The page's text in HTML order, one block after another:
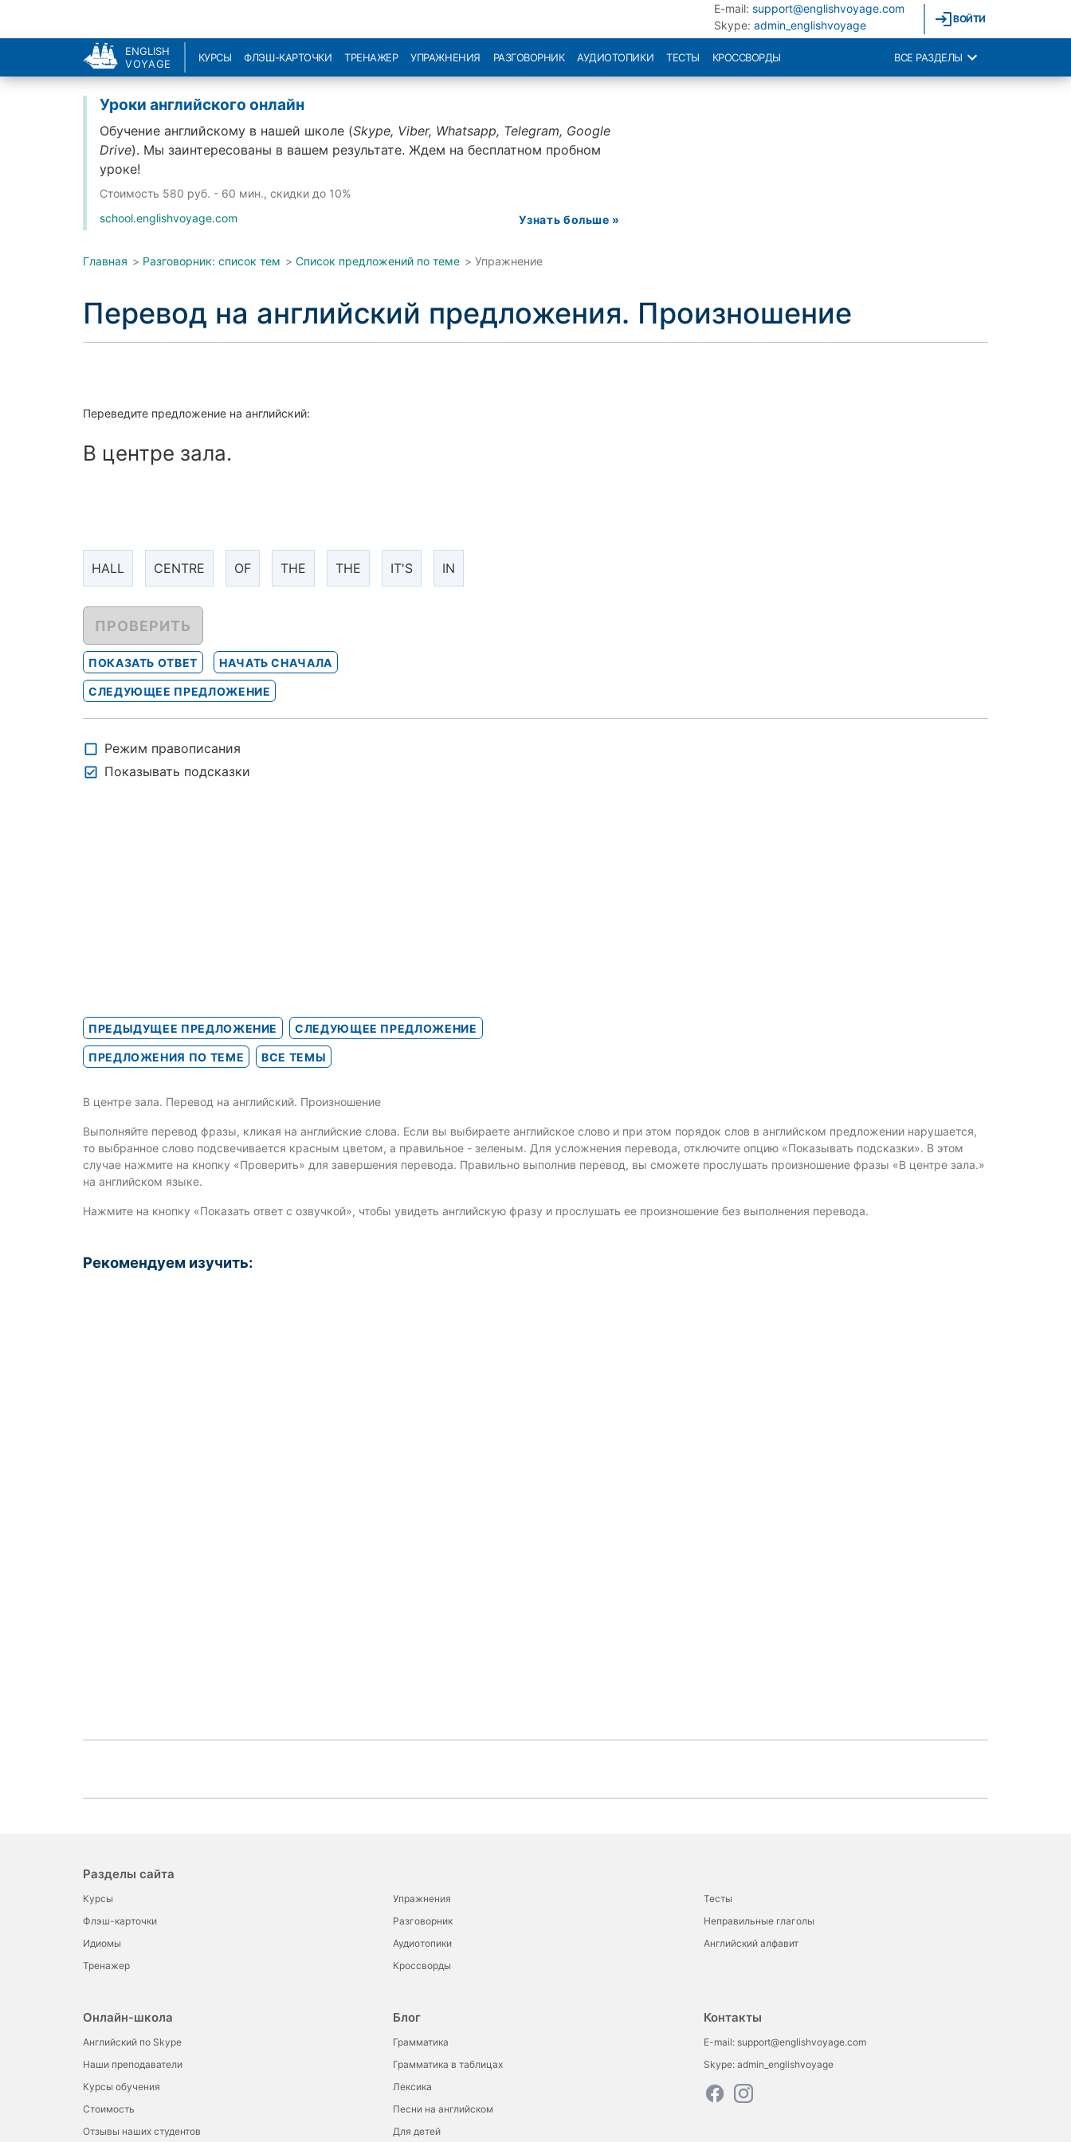
E-mail:support@englishvoyage.com
Skype:admin_englishvoyage ВОЙТИ
ENGLISH
VOYAGE
КУРСЫ ФЛЭШ-КАРТОЧКИ ТРЕНАЖЕР УПРАЖНЕНИЯ РАЗГОВОРНИК АУДИОТОПИКИ ТЕСТЫ КРОССВОРДЫ ВСЕ РАЗДЕЛЫ
Уроки английского онлайн
Обучение английскому в нашей школе (Skype, Viber, Whatsapp, Telegram, Google
Drive). Мы заинтересованы в вашем результате. Ждем на бесплатном пробном
уроке!
Стоимость 580 руб. - 60 мин., скидки до 10%
school.englishvoyage.com
Узнать больше »
Главная > Разговорник: список тем > Список предложений по теме > Упражнение
Перевод на английский предложения. Произношение
Переведите предложение на английский:
В центре зала.
HALL CENTRE OF THE THE IT'S IN
ПРОВЕРИТЬ
ПОКАЗАТЬ ОТВЕТ НАЧАТЬ СНАЧАЛА
СЛЕДУЮЩЕЕ ПРЕДЛОЖЕНИЕ
Режим правописания
Показывать подсказки
ПРЕДЫДУЩЕЕ ПРЕДЛОЖЕНИЕ СЛЕДУЮЩЕЕ ПРЕДЛОЖЕНИЕ
ПРЕДЛОЖЕНИЯ ПО ТЕМЕ ВСЕ ТЕМЫ
В центре зала. Перевод на английский. Произношение
Выполняйте перевод фразы, кликая на английские слова. Если вы выбираете английское слово и при этом порядок слов в английском предложении нарушается,
то выбранное слово подсвечивается красным цветом, а правильное - зеленым. Для усложнения перевода, отключите опцию «Показывать подсказки». В этом
случае нажмите на кнопку «Проверить» для завершения перевода. Правильно выполнив перевод, вы сможете прослушать произношение фразы «В центре зала.»
на английском языке.
Нажмите на кнопку «Показать ответ с озвучкой», чтобы увидеть английскую фразу и прослушать ее произношение без выполнения перевода.
Рекомендуем изучить:
Разделы сайта
Курсы
Флэш-карточки
Идиомы
Тренажер
Упражнения
Разговорник
Аудиотопики
Кроссворды
Тесты
Неправильные глаголы
Английский алфавит
Онлайн-школа
Английский по Skype
Наши преподаватели
Курсы обучения
Стоимость
Отзывы наших студентов
Блог
Грамматика
Грамматика в таблицах
Лексика
Песни на английском
Для детей
Контакты
E-mail: support@englishvoyage.com
Skype: admin_englishvoyage